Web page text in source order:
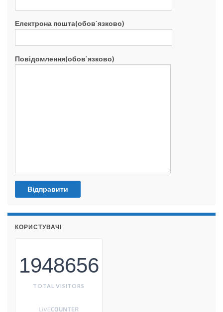
Електрона пошта(обов`язково)
Повідомлення(обов`язково)
КОРИСТУВАЧІ
1948656
TOTAL VISITORS